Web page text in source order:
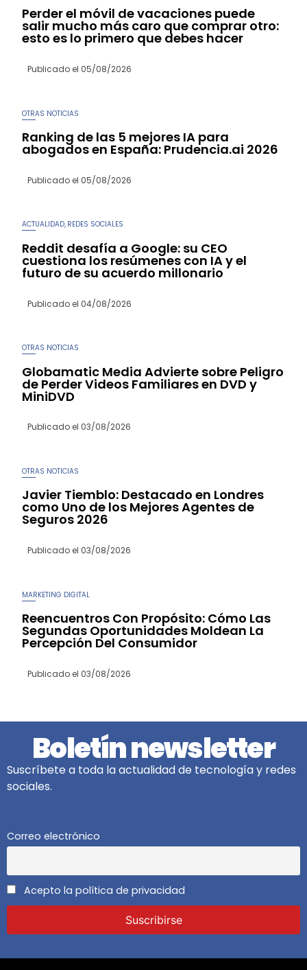
Perder el móvil de vacaciones puede
salir mucho más caro que comprar otro:
esto es lo primero que debes hacer
Publicado el 05/08/2026
OTRAS NOTICIAS
Ranking de las 5 mejores IA para
abogados en España: Prudencia.ai 2026
Publicado el 05/08/2026
ACTUALIDAD, REDES SOCIALES
Reddit desafía a Google: su CEO
cuestiona los resúmenes con IA y el
futuro de su acuerdo millonario
Publicado el 04/08/2026
OTRAS NOTICIAS
Globamatic Media Advierte sobre Peligro
de Perder Videos Familiares en DVD y
MiniDVD
Publicado el 03/08/2026
OTRAS NOTICIAS
Javier Tiemblo: Destacado en Londres
como Uno de los Mejores Agentes de
Seguros 2026
Publicado el 03/08/2026
MARKETING DIGITAL
Reencuentros Con Propósito: Cómo Las
Segundas Oportunidades Moldean La
Percepción Del Consumidor
Publicado el 03/08/2026
Boletín newsletter
Suscríbete a toda la actualidad de tecnología y redes
sociales.
Correo electrónico
Acepto la política de privacidad